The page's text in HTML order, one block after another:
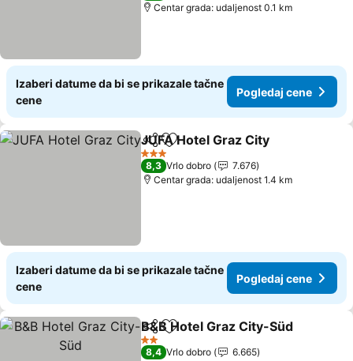
Centar grada: udaljenost 0.1 km
Izaberi datume da bi se prikazale tačne
cene
Pogledaj cene
Deli Dodati u favorite
JUFA Hotel Graz City
3 Zvezdice
8,3 Vrlo dobro
7.676
Centar grada: udaljenost 1.4 km
Izaberi datume da bi se prikazale tačne
cene
Pogledaj cene
Deli Dodati u favorite
B&B Hotel Graz City-Süd
2 Zvezdice
8,4 Vrlo dobro
6.665